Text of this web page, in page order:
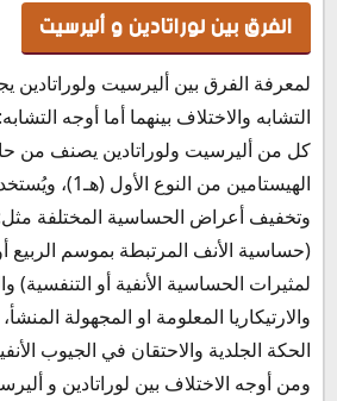
الفرق بين لوراتادين و أليرسيت
لمعرفة الفرق بين أليرسيت
التشابه والاختلاف بينهما أما أوجه التشابه:
كل من أليرسيت ولوراتادين يصنف من
الهيستامين من
وتخفيف أعراض الحساسية المختلفة
(حساسية الأنف المرتبطة بموسم الربيع
لمثيرات الحساسية الأنفية أو التنفسية)
والارتيكاريا المعلومة او المجهولة
الحكة الجلدية والاحتقان في الجيوب
ومن أوجه الاختلاف بين لوراتادين و